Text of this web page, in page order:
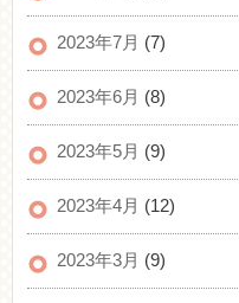
2023年7月 (7)
2023年6月 (8)
2023年5月 (9)
2023年4月 (12)
2023年3月 (9)